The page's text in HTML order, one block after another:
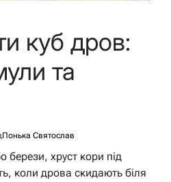
куб дров:
та
Понька Святослав
берези, хруст кори під
коли дрова скидають біля